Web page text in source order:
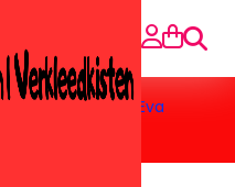
Search
» kids fun prinses Eva